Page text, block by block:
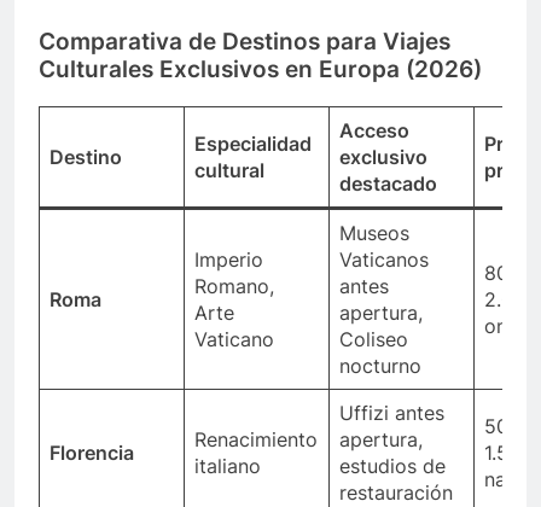
Comparativa de Destinos para Viajes
Culturales Exclusivos en Europa (2026)
Destino
Especialidad
cultural
Acceso
exclusivo
destacado
Roma
Imperio
Romano,
Arte
Vaticano
Museos
Vaticanos
antes
apertura,
Coliseo
nocturno
ona
Florencia
Renacimiento
italiano
Uffizi antes
apertura,
estudios de
restauración
na